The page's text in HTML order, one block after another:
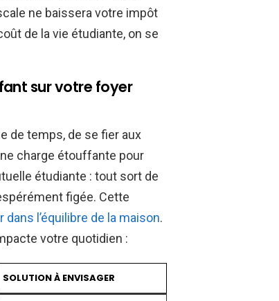
ne baissera votre impôt
de la vie étudiante, on se
sur votre foyer
de temps, de se fier aux
charge étouffante pour
étudiante : tout sort de
figée. Cette
dans l’équilibre de la maison.
votre quotidien :
SOLUTION À ENVISAGER